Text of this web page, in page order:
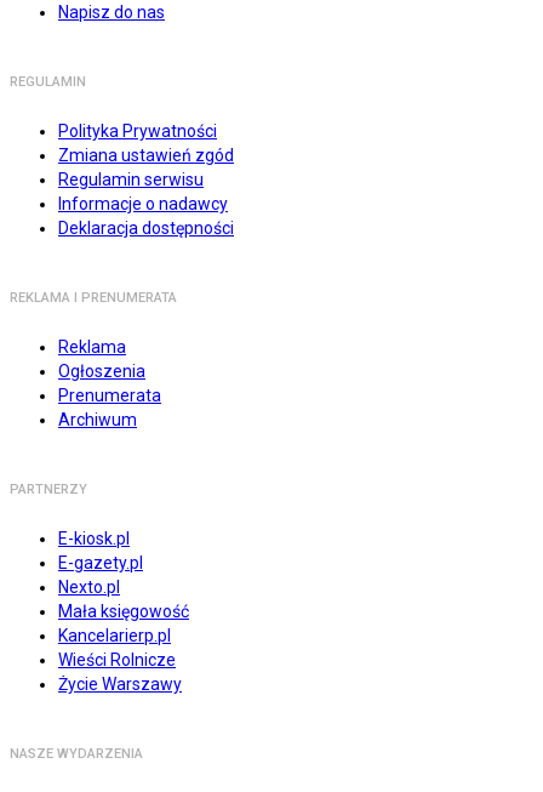
Napisz do nas
REGULAMIN
Polityka Prywatności
Zmiana ustawień zgód
Regulamin serwisu
Informacje o nadawcy
Deklaracja dostępności
REKLAMA I PRENUMERATA
Reklama
Ogłoszenia
Prenumerata
Archiwum
PARTNERZY
E-kiosk.pl
E-gazety.pl
Nexto.pl
Mała księgowość
Kancelarierp.pl
Wieści Rolnicze
Życie Warszawy
NASZE WYDARZENIA